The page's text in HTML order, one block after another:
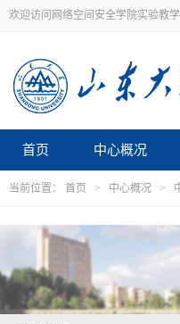
欢迎访问网络空间安全学院实验教学
首页 中心概况
当前位置： 首页 > 中心概况 >